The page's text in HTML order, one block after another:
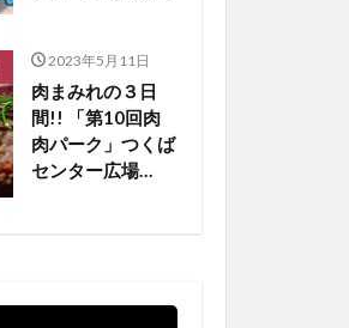
2023年5月11日
肉まみれの３日
間!! 「第10回肉
肉パーク」つくば
センター広場